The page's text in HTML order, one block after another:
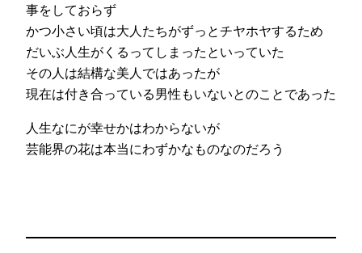
事をしておらず
かつ小さい頃は大人たちがずっとチヤホヤするため
だいぶ人生がくるってしまったといっていた
その人は結構な美人ではあったが
現在は付き合っている男性もいないとのことであった
人生なにが幸せかはわからないが
芸能界の花は本当にわずかなものなのだろう